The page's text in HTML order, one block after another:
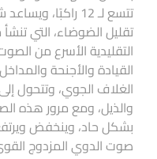
تتسع لـ 12
تقليل الضوضاء، التي
التقليدية الأسرع من
القيادة والأجنحة
الغلاف الجوي، وتتحول
والذيل، ومع مرور هذه
بشكل حاد، وينخفض
صوت الدوي المزدوج